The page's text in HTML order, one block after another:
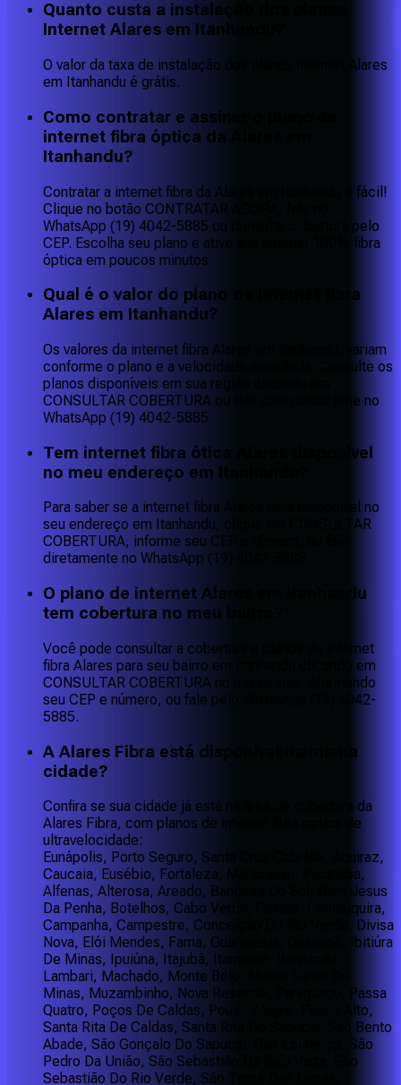
Quanto custa a instalação dos planos
Internet Alares em Itanhandu?
O valor da taxa de instalação dos planos Internet Alares
em Itanhandu é grátis.
Como contratar e assinar o plano de
internet fibra óptica da Alares em
Itanhandu?
Contratar a internet fibra da Alares em Itanhandu é fácil!
Clique no botão CONTRATAR AGORA, fale no
WhatsApp (19) 4042-5885 ou consulte cobertura pelo
CEP. Escolha seu plano e ative sua internet 100% fibra
óptica em poucos minutos.
Qual é o valor do plano de internet fibra
Alares em Itanhandu?
Os valores da internet fibra Alares em Itanhandu, variam
conforme o plano e a velocidade escolhida. Consulte os
planos disponíveis em sua região clicando em
CONSULTAR COBERTURA ou fale com nosso time no
WhatsApp (19) 4042-5885.
Tem internet fibra ótica Alares disponível
no meu endereço em Itanhandu?
Para saber se a internet fibra Alares está disponível no
seu endereço em Itanhandu, clique em CONSULTAR
COBERTURA, informe seu CEP e número, ou fale
diretamente no WhatsApp (19) 4042-5885.
O plano de internet Alares em Itanhandu
tem cobertura no meu bairro?
Você pode consultar a cobertura e planos de internet
fibra Alares para seu bairro em Itanhandu clicando em
CONSULTAR COBERTURA no nosso site, informando
seu CEP e número, ou fale pelo WhatsApp (19) 4042-
5885.
A Alares Fibra está disponível na minha
cidade?
Confira se sua cidade já está na área de cobertura da
Alares Fibra, com planos de internet fibra óptica de
ultravelocidade:
Eunápolis, Porto Seguro, Santa Cruz Cabrália, Aquiraz,
Caucaia, Eusébio, Fortaleza, Maracanaú, Pacatuba,
Alfenas, Alterosa, Areado, Bandeira Do Sul, Bom Jesus
Da Penha, Botelhos, Cabo Verde, Caldas, Cambuquira,
Campanha, Campestre, Conceição Do Rio Verde, Divisa
Nova, Elói Mendes, Fama, Guaranésia, Guaxupé, Ibitiúra
De Minas, Ipuiúna, Itajubá, Itamonte, Itanhandu,
Lambari, Machado, Monte Belo, Monte Santo De
Minas, Muzambinho, Nova Resende, Paraguaçu, Passa
Quatro, Poços De Caldas, Pouso Alegre, Pouso Alto,
Santa Rita De Caldas, Santa Rita Do Sapucaí, São Bento
Abade, São Gonçalo Do Sapucaí, São Lourenço, São
Pedro Da União, São Sebastião Da Bela Vista, São
Sebastião Do Rio Verde, São Tomé Das Letras,